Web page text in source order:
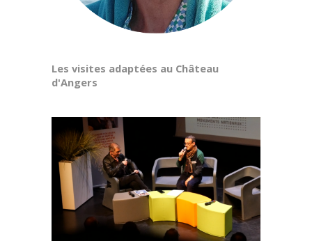
Les visites adaptées au Château
d'Angers